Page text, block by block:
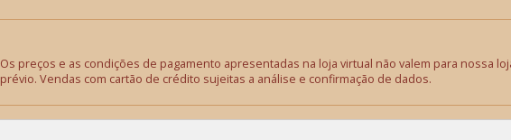
Os preços e as condições de pagamento apresentadas na loja virtual não valem para nossa
prévio. Vendas com cartão de crédito sujeitas a análise e confirmação de dados.